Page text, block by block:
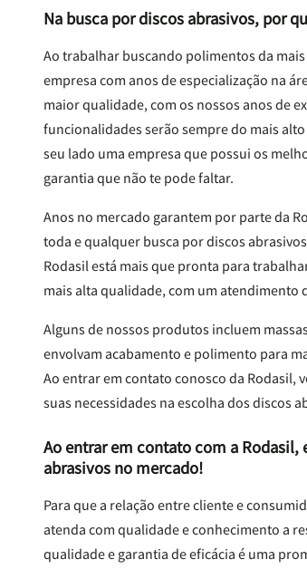
Na busca por discos abrasivos, por
Ao trabalhar buscando polimentos da
empresa com anos de especialização na
maior qualidade, com os nossos anos de
funcionalidades serão sempre do mais
seu lado uma empresa que possui os
garantia que não te pode faltar.
Anos no mercado garantem por parte da
toda e qualquer busca por discos
Rodasil está mais que pronta para
mais alta qualidade, com um atendimento
Alguns de nossos produtos incluem
envolvam acabamento e polimento para
Ao entrar em contato conosco da Rodasil,
suas necessidades na escolha dos discos
Ao entrar em contato com a
abrasivos no mercado!
Para que a relação entre cliente e
atenda com qualidade e conhecimento a
qualidade e garantia de eficácia é uma